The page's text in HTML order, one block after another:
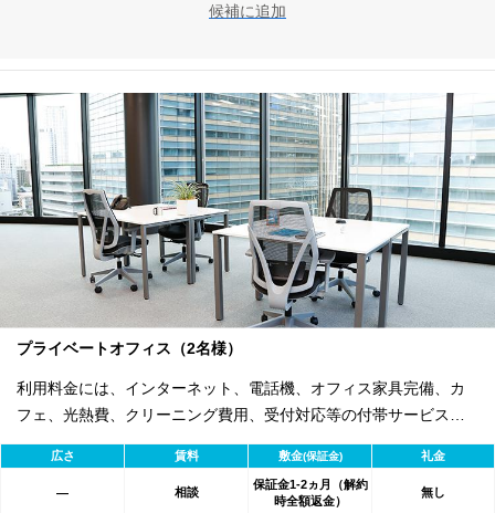
候補に追加
プライベートオフィス（2名様）
利用料金には、インターネット、電話機、オフィス家具完備、カ
フェ、光熱費、クリーニング費用、受付対応等の付帯サービスす
べて含まれ、追加料金不要です。 また適宜キャンペーン、契約期
間による割引特典あります。
広さ 賃料 敷金(保証金) 礼金
― 相談
保証金1-2ヵ月（解約
時全額返金）
無し